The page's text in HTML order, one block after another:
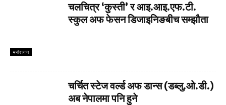
मनाेरञ्जन
चलचित्र ‘कुस्ती’ र आइ.आइ.एफ.टी.
स्कुल अफ फेसन डिजाइनिङबीच सम्झौता
चर्चित स्टेज वर्ल्ड अफ डान्स (डब्लु.ओ.डी.)
अब नेपालमा पनि हुने